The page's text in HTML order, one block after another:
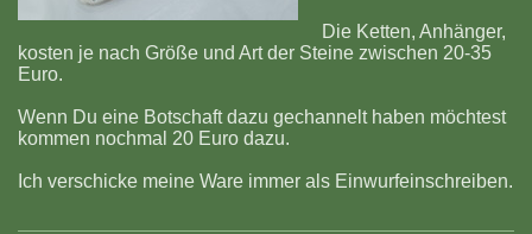
Die Ketten, Anhänger,
kosten je nach Größe und Art der Steine zwischen 20-35
Euro.
Wenn Du eine Botschaft dazu gechannelt haben möchtest
kommen nochmal 20 Euro dazu.
Ich verschicke meine Ware immer als Einwurfeinschreiben.